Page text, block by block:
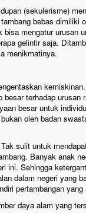
(sekulerisme)
bebas dimiliki
mengatur urusan
gelintir saja.
menikmatinya.
besar terhadap urusan
besar untuk
oleh badan
sulit untuk
Banyak anak
ini. Sehingga
dalam negeri yang
pertambangan yang
daya alam yang